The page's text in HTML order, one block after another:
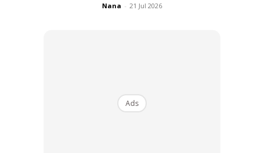
Nana - 21 Jul 2026
Ads